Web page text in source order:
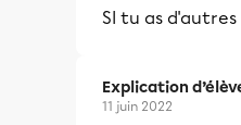
SI tu as
Explication
11 juin 2022